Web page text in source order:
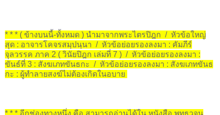
* * * ( ข้างบนนี้-ทั้งหมด ) นำมาจากพระไตรปิฎก / หัวข้อใหญ่
สุด : อาจารโคจรสมฺปนฺนา / หัวข้อย่อยรองลงมา : คัมภีร์
จุลวรรค ภาค 2 ( วินัยปิฎก เล่มที่ 7 ) / หัวข้อย่อยรองลงมา :
ขันธ์ที่ 3 : สังฆเภทขันธกะ / หัวข้อย่อยรองลงมา : สังฆเภทขันธ
กะ : ผู้ทำลายสงฆ์ไม่ต้องเกิดในอบาย
* * * อีกช่องทางหนึ่ง คือ สามารถอ่านได้ใน หนังสือ พุทธวจน